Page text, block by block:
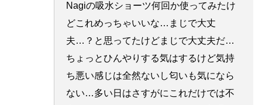
Nagiの吸水ショーツ何回か使ってみたけ
どこれめっちゃいいな…まじで大丈
夫…？と思ってたけどまじで大丈夫だ…
ちょっとひんやりする気はするけど気持
ち悪い感じは全然ないし匂いも気になら
ない…多い日はさすがにこれだけでは不